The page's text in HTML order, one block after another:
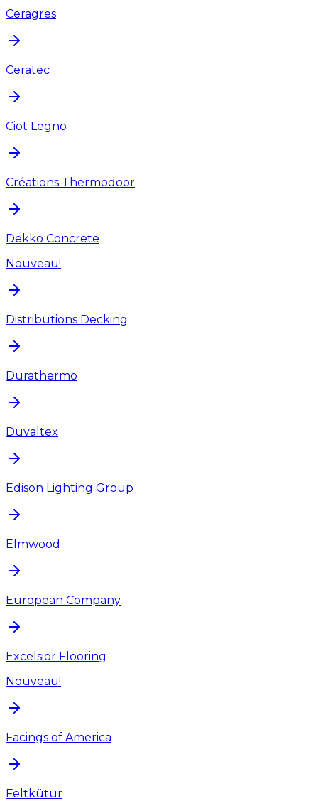
Ceragres
Ceratec
Ciot Legno
Créations Thermodoor
Dekko Concrete
Nouveau!
Distributions Decking
Durathermo
Duvaltex
Edison Lighting Group
Elmwood
European Company
Excelsior Flooring
Nouveau!
Facings of America
Feltkütur